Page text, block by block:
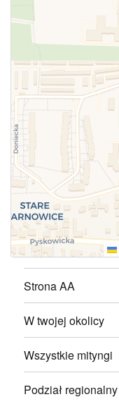
Strona AA
W twojej okolicy
Wszystkie mityngi
Podział regionalny